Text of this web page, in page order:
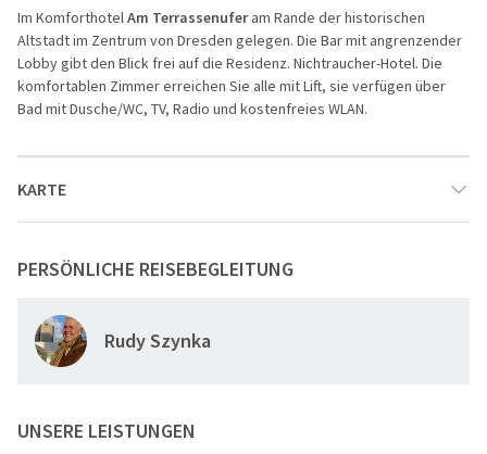
Im KomforthotelAm Terrassenuferam Rande der historischen
Altstadt im Zentrum von Dresden gelegen. Die Bar mit angrenzender
Lobby gibt den Blick frei auf die Residenz. Nichtraucher-Hotel. Die
komfortablen Zimmer erreichen Sie alle mit Lift, sie verfügen über
Bad mit Dusche/WC, TV, Radio und kostenfreies WLAN.
KARTE
PERSÖNLICHE REISEBEGLEITUNG
Rudy Szynka
UNSERE LEISTUNGEN